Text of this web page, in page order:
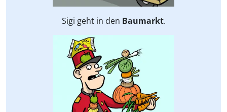
Sigi geht in den Baumarkt.